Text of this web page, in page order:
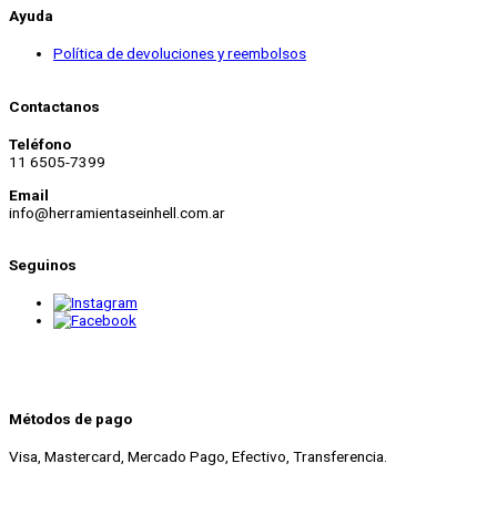
Ayuda
Política de devoluciones y reembolsos
Contactanos
Teléfono
11 6505-7399
Email
info@herramientaseinhell.com.ar
Seguinos
Métodos de pago
Visa, Mastercard, Mercado Pago, Efectivo, Transferencia.